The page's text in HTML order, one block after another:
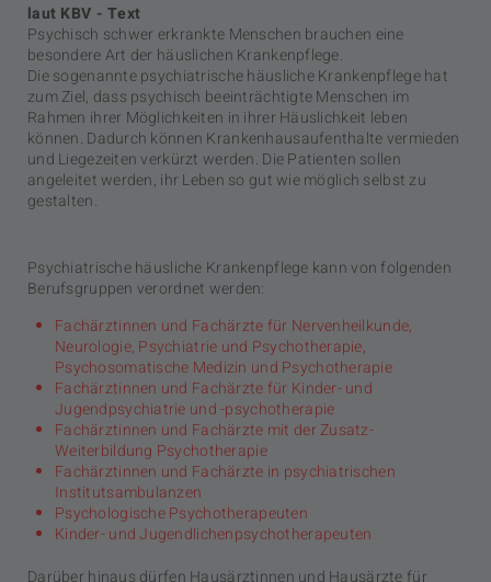
laut KBV - Text
Psychisch schwer erkrankte Menschen brauchen eine
besondere Art der häuslichen Krankenpflege.
Die sogenannte psychiatrische häusliche Krankenpflege hat
zum Ziel, dass psychisch beeinträchtigte Menschen im
Rahmen ihrer Möglichkeiten in ihrer Häuslichkeit leben
können. Dadurch können Krankenhausaufenthalte vermieden
und Liegezeiten verkürzt werden. Die Patienten sollen
angeleitet werden, ihr Leben so gut wie möglich selbst zu
gestalten.
Psychiatrische häusliche Krankenpflege kann von folgenden
Berufsgruppen verordnet werden:
Fachärztinnen und Fachärzte für Nervenheilkunde,
Neurologie, Psychiatrie und Psychotherapie,
Psychosomatische Medizin und Psychotherapie
Fachärztinnen und Fachärzte für Kinder- und
Jugendpsychiatrie und -psychotherapie
Fachärztinnen und Fachärzte mit der Zusatz-
Weiterbildung Psychotherapie
Fachärztinnen und Fachärzte in psychiatrischen
Institutsambulanzen
Psychologische Psychotherapeuten
Kinder- und Jugendlichenpsychotherapeuten
Darüber hinaus dürfen Hausärztinnen und Hausärzte für